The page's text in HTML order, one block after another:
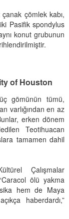
çömlek kabı,
Pasifik spondylus
konut grubunun
of Houston
gömünün tümü,
varlığından en az
erken dönem
Teotihuacan
tamamen dahil
Çalışmalar
ölü yakma
hem de Maya
haberdardı,”